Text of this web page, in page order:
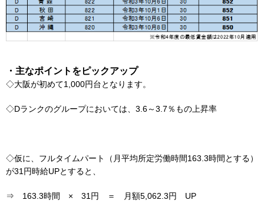
・主なポイントをピックアップ
◇大阪が初めて1,000円台となります。
◇Dランクのグループにおいては、3.6～3.7％もの上昇率
◇仮に、フルタイムパート（月平均所定労働時間163.3時間とする）
が31円時給UPとすると、
⇒ 163.3時間 × 31円 ＝ 月額5,062.3円 UP